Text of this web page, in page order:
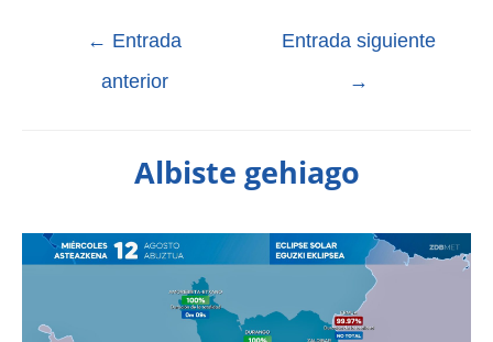
← Entrada
anterior
Entrada siguiente
→
Albiste gehiago